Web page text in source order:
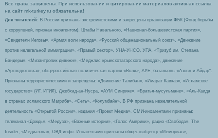
Все права защищены. При использовании и цитировании материалов активная ссылка
на сайт mk-turkey.ru обязательна!
Для читателей : В России признаны экстремистскими и запрещены организации ФБК (Фонд борьбы
с коррупцией, признан иноагентом), Штабы Навального, «Национал-большевистская партия»,
«Свидетели Иеговы», «Армия воли народа», «Русский общенациональный союз», «Движение
против нелегальной иммиграции», «Правый сектор», УНА-УНСО, УПА, «Тризуб им. Степана
Бандеры», «Мизантропик дивижн», «Меджлис крымскотатарского народа», движение
«Артподготовка», общероссийская политическая партия «Воля», АУЕ, батальоны «Азов» и Айдар″.
Признаны террористическими и запрещены: «Движение Талибан», «Имарат Кавказ», «Исламское
государство» (ИГ, ИГИЛ), Джебхад-ан-Нусра, «АУМ Синрике», «Братья-мусульмане», «Аль-Каида
в странах исламского Магриба», «Сеть», «Колумбайн». В РФ признана нежелательной
деятельность «Открытой России», издания «Проект Медиа». СМИ-иноагентами признаны:
телеканал «Дождь», «Медуза», «Важные истории», «Голос Америки», радио «Свобода», The
Insider, «Медиазона», ОВД-инфо. Иноагентами признаны общество/центр «Мемориал»,